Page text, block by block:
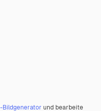
Bildgenerator und bearbeite